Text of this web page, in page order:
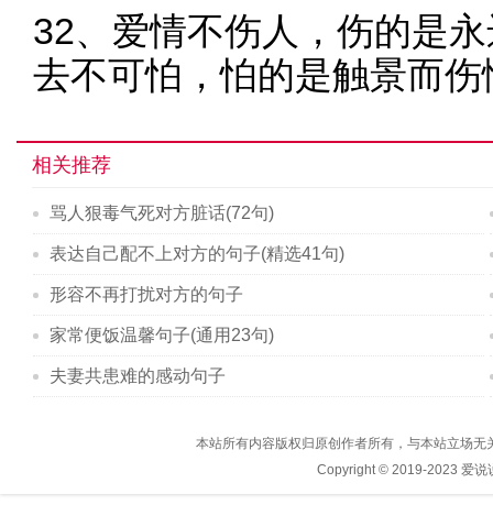
32、爱情不伤人，伤的是
去不可怕，怕的是触景而
相关推荐
骂人狠毒气死对方脏话(72句)
表达自己配不上对方的句子(精选41句)
形容不再打扰对方的句子
家常便饭温馨句子(通用23句)
夫妻共患难的感动句子
本站所有内容版权归原创作者所有，与本站立场
Copyright © 2019-2023 爱说